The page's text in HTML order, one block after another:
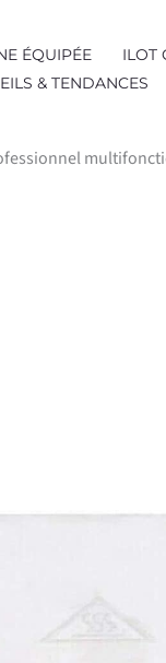
ÉQUIPÉE ILOT
& TENDANCES